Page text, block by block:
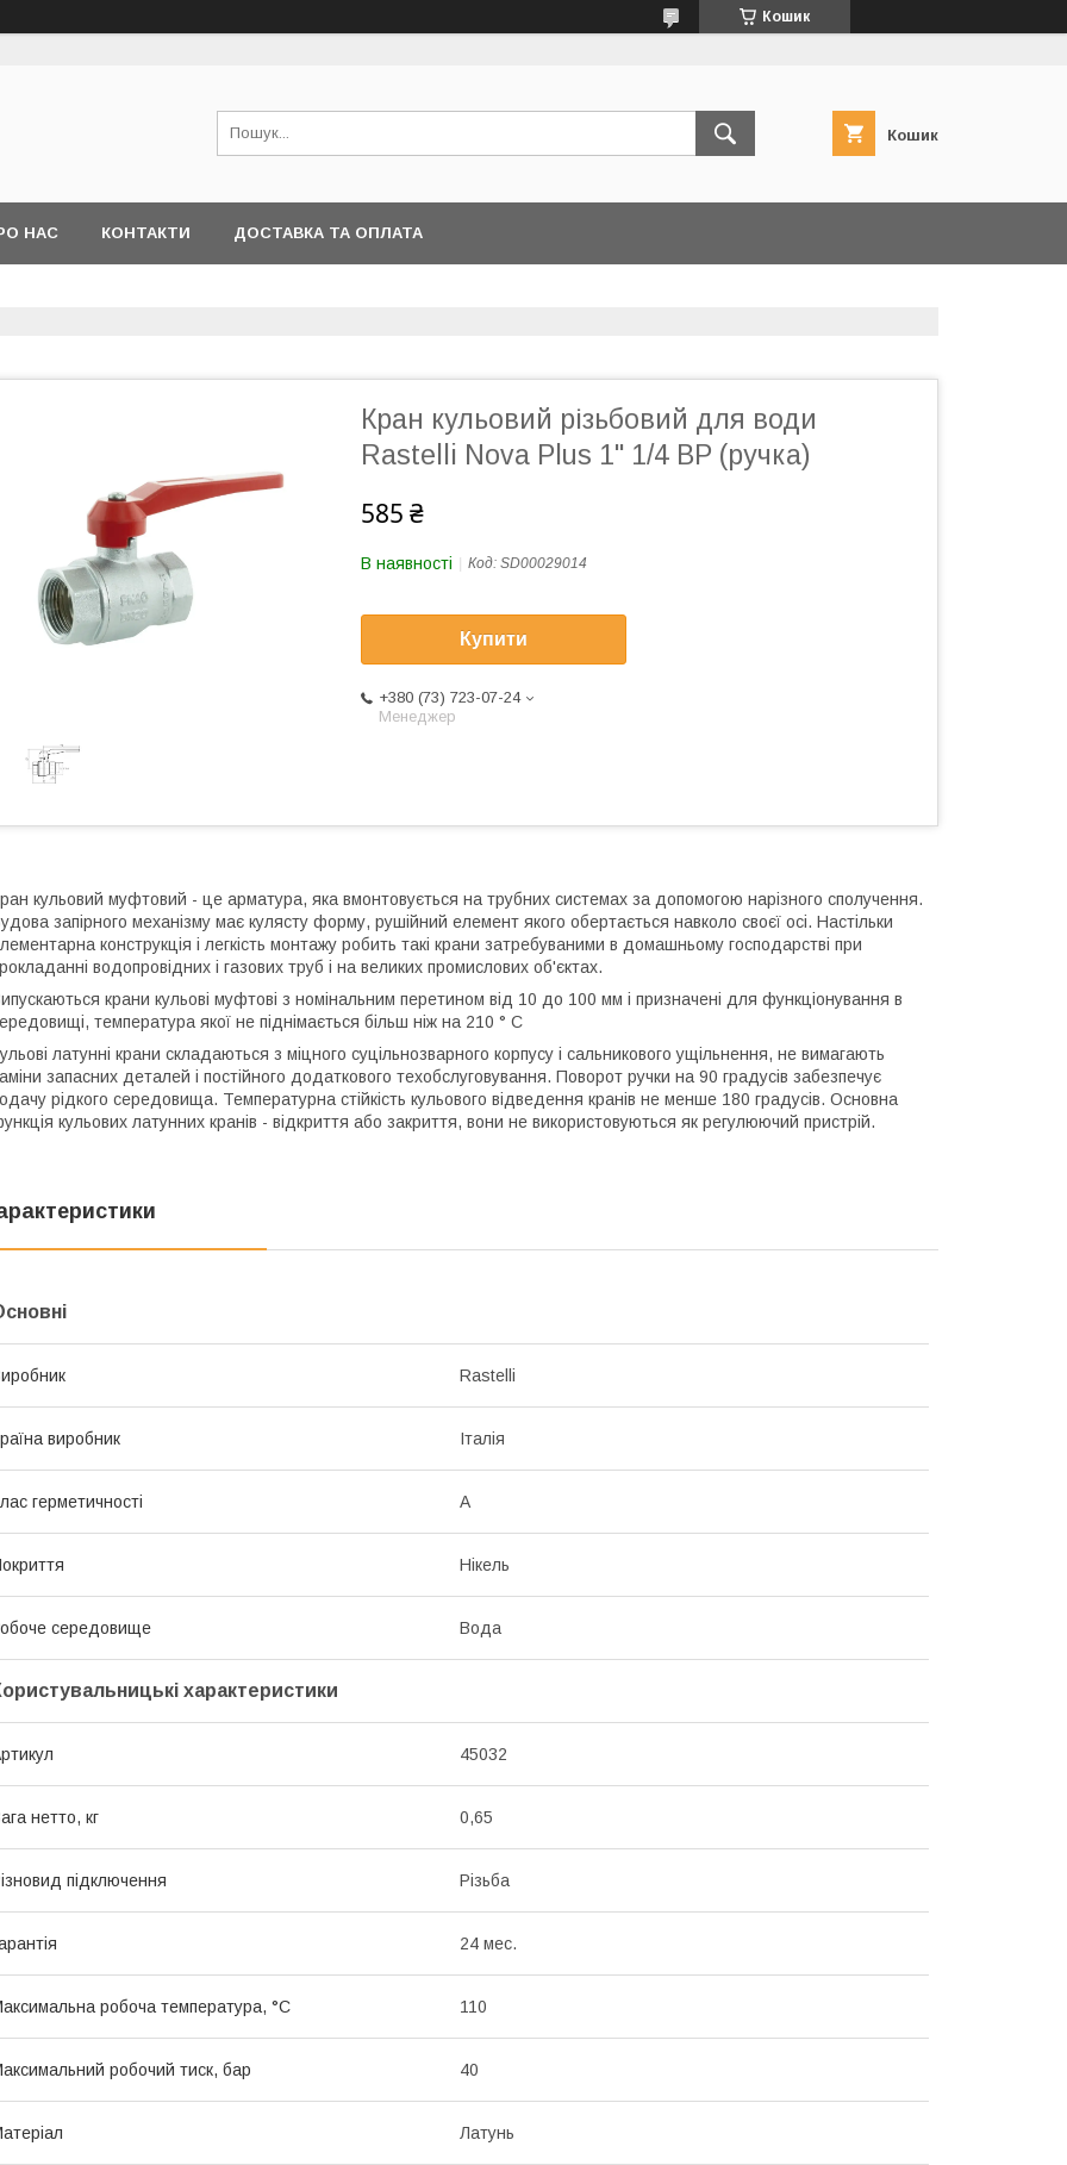
Кошик
Кошик
НАС КОНТАКТИ ДОСТАВКА ТА ОПЛАТА
Кран кульовий різьбовий для води
Rastelli Nova Plus 1" 1/4 ВР (ручка)
585 ₴
В наявності Код: SD00029014
Купити
+380 (73) 723-07-24
Менеджер
кульовий муфтовий - це арматура, яка вмонтовується на трубних системах за допомогою нарізного сполучення.
запірного механізму має кулясту форму, рушійний елемент якого обертається навколо своєї осі. Настільки
конструкція і легкість монтажу робить такі крани затребуваними в домашньому господарстві при
водопровідних і газових труб і на великих промислових об'єктах.
крани кульові муфтові з номінальним перетином від 10 до 100 мм і призначені для функціонування в
температура якої не піднімається більш ніж на 210 ° C
латунні крани складаються з міцного суцільнозварного корпусу і сальникового ущільнення, не вимагають
запасних деталей і постійного додаткового техобслуговування. Поворот ручки на 90 градусів забезпечує
рідкого середовища. Температурна стійкість кульового відведення кранів не менше 180 градусів. Основна
кульових латунних кранів - відкриття або закриття, вони не використовуються як регулюючий пристрій.
Rastelli
виробник Італія
герметичності А
Нікель
середовище Вода
характеристики
45032
нетто, кг 0,65
підключення Різьба
24 мес.
робоча температура, °C 110
робочий тиск, бар 40
Латунь